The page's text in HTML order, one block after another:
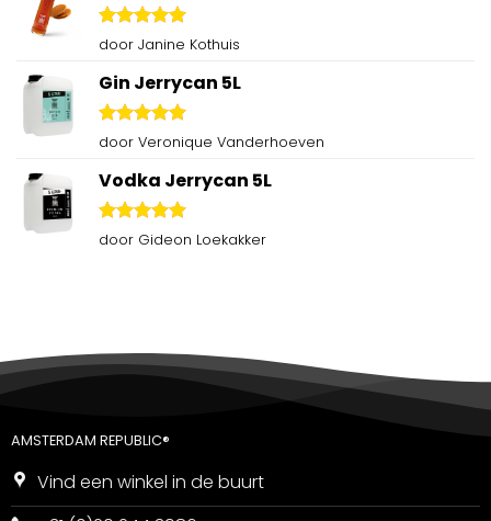
Gewaardeerd
door Janine Kothuis
Gin Jerrycan 5L
Gewaardeerd
door Veronique Vanderhoeven
Vodka Jerrycan 5L
Gewaardeerd
door Gideon Loekakker
AMSTERDAM REPUBLIC®
Vind een winkel in de buurt